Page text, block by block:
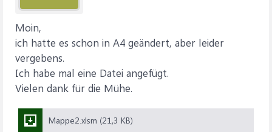
Moin,
ich hatte es schon in A4 geändert, aber leider
vergebens.
Ich habe mal eine Datei angefügt.
Vielen dank für die Mühe.
Mappe2.xlsm (21,3 KB)